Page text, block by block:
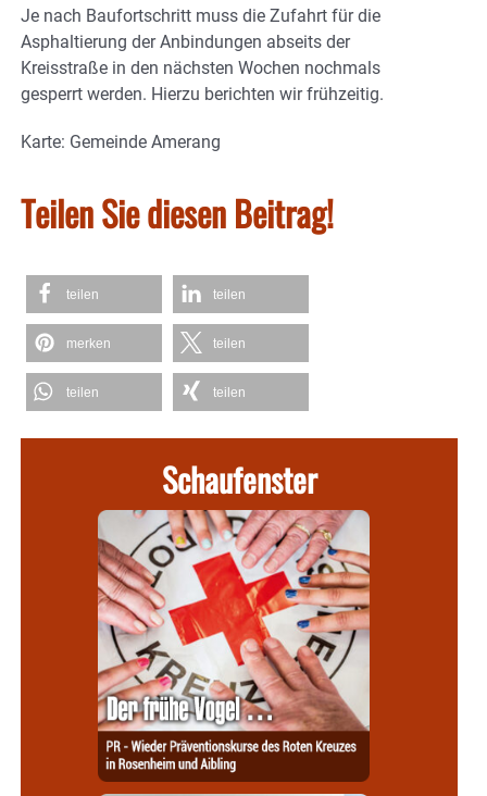
Je nach Baufortschritt muss die Zufahrt für die
Asphaltierung der Anbindungen abseits der
Kreisstraße in den nächsten Wochen nochmals
gesperrt werden. Hierzu berichten wir frühzeitig.
Karte: Gemeinde Amerang
Teilen Sie diesen Beitrag!
teilen teilen
merken teilen
teilen teilen
Schaufenster